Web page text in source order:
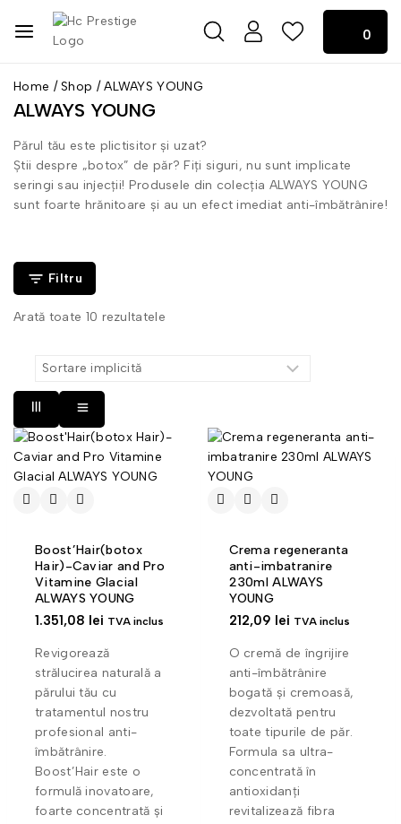
0
0
Home / Shop / ALWAYS YOUNG
ALWAYS YOUNG
Părul tău este plictisitor și uzat?
Știi despre „botox” de păr? Fiți siguri, nu sunt implicate
seringi sau injecții! Produsele din colecția ALWAYS YOUNG
sunt foarte hrănitoare și au un efect imediat anti-îmbătrânire!
Filtru
Arată toate 10 rezultatele
Boost’Hair(botox
Hair)-Caviar and Pro
Vitamine Glacial
ALWAYS YOUNG
1.351,08 lei TVA inclus
Revigorează
strălucirea naturală a
părului tău cu
tratamentul nostru
profesional anti-
îmbătrânire.
Boost’Hair este o
formulă inovatoare,
foarte concentrată și
Crema regeneranta
anti-imbatranire
230ml ALWAYS
YOUNG
212,09 lei TVA inclus
O cremă de îngrijire
anti-îmbătrânire
bogată și cremoasă,
dezvoltată pentru
toate tipurile de păr.
Formula sa ultra-
concentrată în
antioxidanți
revitalizează fibra